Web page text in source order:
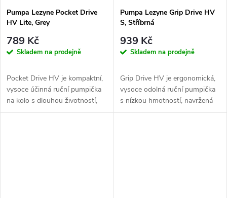
Pumpa Lezyne Pocket Drive
HV Lite, Grey
789 Kč
Skladem na prodejně
Pocket Drive HV je kompaktní,
vysoce účinná ruční pumpička
na kolo s dlouhou životností,
vyrobená z CNC-frézovaného...
Pumpa Lezyne Grip Drive HV
S, Stříbrná
939 Kč
Skladem na prodejně
Grip Drive HV je ergonomická,
vysoce odolná ruční pumpička
s nízkou hmotností, navržená
pro pohodlné a efektivní...